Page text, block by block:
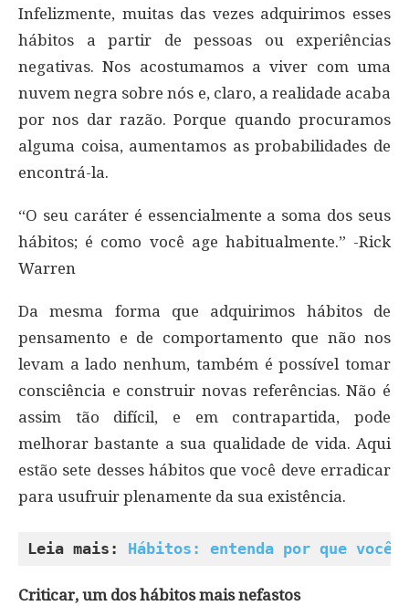
Infelizmente, muitas das vezes adquirimos esses
hábitos a partir de pessoas ou experiências
negativas. Nos acostumamos a viver com uma
nuvem negra sobre nós e, claro, a realidade acaba
por nos dar razão. Porque quando procuramos
alguma coisa, aumentamos as probabilidades de
encontrá-la.
“O seu caráter é essencialmente a soma dos seus
hábitos; é como você age habitualmente.” -Rick
Warren
Da mesma forma que adquirimos hábitos de
pensamento e de comportamento que não nos
levam a lado nenhum, também é possível tomar
consciência e construir novas referências. Não é
assim tão difícil, e em contrapartida, pode
melhorar bastante a sua qualidade de vida. Aqui
estão sete desses hábitos que você deve erradicar
para usufruir plenamente da sua existência.
Leia mais: Hábitos: entenda por que
Criticar, um dos hábitos mais nefastos